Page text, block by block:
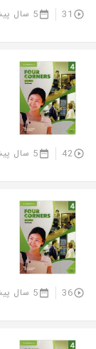
31 5 سال پیش
42 5 سال پیش
36 5 سال پیش